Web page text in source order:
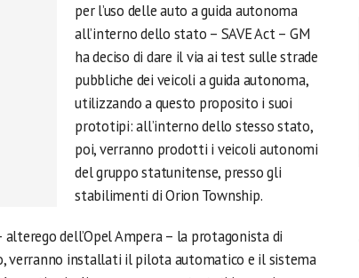
per l’uso delle auto a guida autonoma
all’interno dello stato – SAVE Act – GM
ha deciso di dare il via ai test sulle strade
pubbliche dei veicoli a guida autonoma,
utilizzando a questo proposito i suoi
prototipi: all’interno dello stesso stato,
poi, verranno prodotti i veicoli autonomi
del gruppo statunitense, presso gli
stabilimenti di Orion Township.
dell’Opel Ampera – la protagonista di
verranno installati il pilota automatico e il sistema